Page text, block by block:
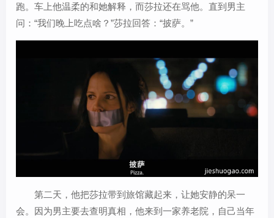
跑。车上他温柔的和她解释，而莎拉还在骂他。直到男主
问：“我们晚上吃点啥？”莎拉回答：“披萨。”
第二天，他把莎拉带到旅馆藏起来，让她安静的呆一
会。因为男主要去查明真相，他来到一家养老院，自己当年